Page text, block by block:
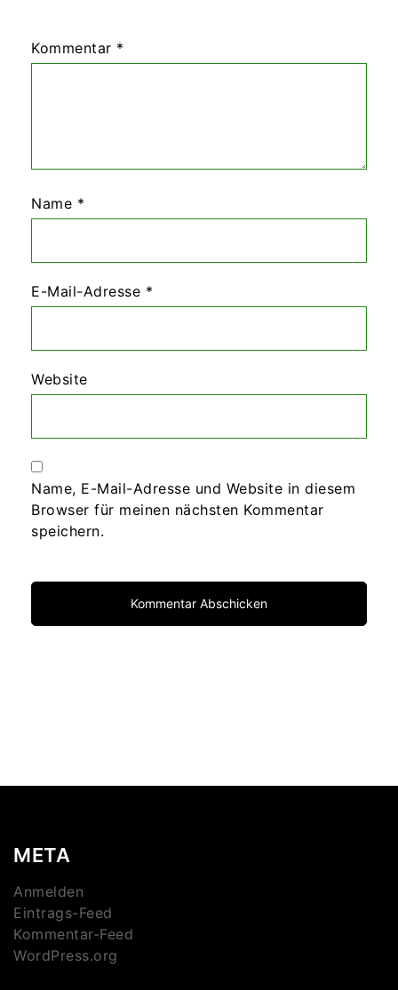
Kommentar *
Name *
E-Mail-Adresse *
Website
Name, E-Mail-Adresse und Website in diesem
Browser für meinen nächsten Kommentar
speichern.
META
Anmelden
Eintrags-Feed
Kommentar-Feed
WordPress.org